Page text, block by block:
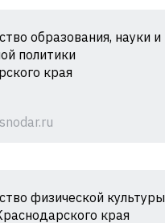
образования, науки и
политики
края
физической культуры
края